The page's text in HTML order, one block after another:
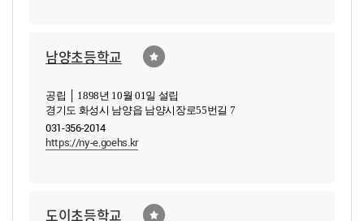
남양초등학교
공립 │ 1898년 10월 01일 설립
경기도 화성시 남양읍 남양시장로55번길 7
031-356-2014
https://ny-e.goehs.kr
도이초등학교